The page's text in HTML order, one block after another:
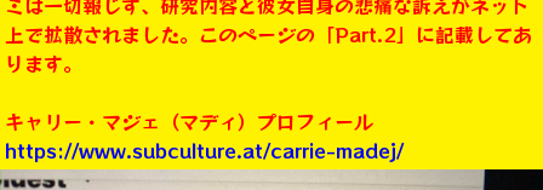
上で拡散されました。このページの「Part.2」に記載してあ
ります。
キャリー・マジェ（マディ）プロフィール
https://www.subculture.at/carrie-madej/